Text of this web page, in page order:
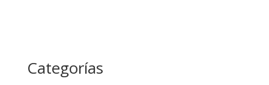
Categorías